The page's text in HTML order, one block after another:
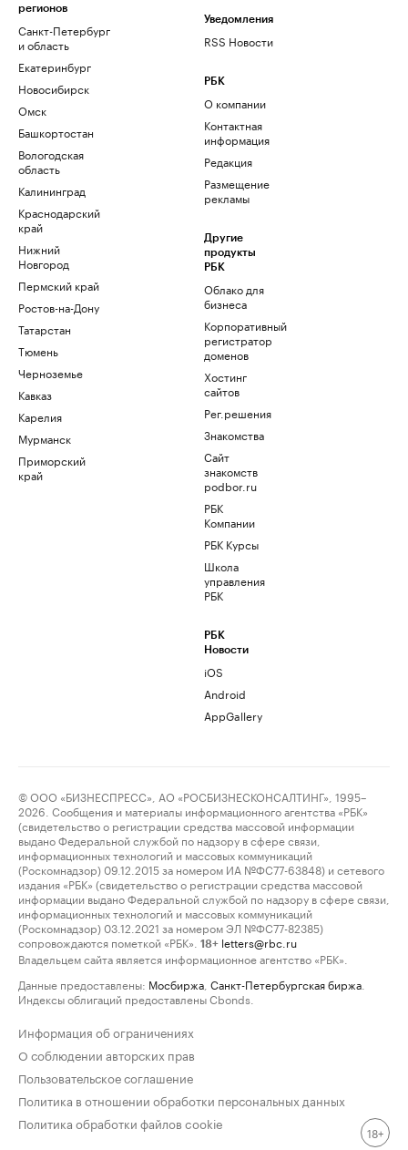
регионов
Санкт-Петербург
и область
Екатеринбург
Новосибирск
Омск
Башкортостан
Вологодская
область
Калининград
Краснодарский
край
Нижний
Новгород
Пермский край
Ростов-на-Дону
Татарстан
Тюмень
Черноземье
Кавказ
Карелия
Мурманск
Приморский
край
Уведомления
RSS Новости
РБК
О компании
Контактная
информация
Редакция
Размещение
рекламы
Другие
продукты
РБК
Облако для
бизнеса
Корпоративный
регистратор
доменов
Хостинг
сайтов
Рег.решения
Знакомства
Сайт
знакомств
podbor.ru
РБК
Компании
РБК Курсы
Школа
управления
РБК
РБК
Новости
iOS
Android
AppGallery
© ООО «БИЗНЕСПРЕСС», АО «РОСБИЗНЕСКОНСАЛТИНГ», 1995–
2026. Сообщения и материалы информационного агентства «РБК»
(свидетельство о регистрации средства массовой информации
выдано Федеральной службой по надзору в сфере связи,
информационных технологий и массовых коммуникаций
(Роскомнадзор) 09.12.2015 за номером ИА №ФС77-63848) и сетевого
издания «РБК» (свидетельство о регистрации средства массовой
информации выдано Федеральной службой по надзору в сфере связи,
информационных технологий и массовых коммуникаций
(Роскомнадзор) 03.12.2021 за номером ЭЛ №ФС77-82385)
сопровождаются пометкой «РБК».
18+ letters@rbc.ru
Владельцем сайта является информационное агентство «РБК».
Данные предоставлены: Мосбиржа Санкт-Петербургская биржа
Индексы облигаций предоставлены Cbonds.
Информация об ограничениях
О соблюдении авторских прав
Пользовательское соглашение
Политика в отношении обработки персональных данных
Политика обработки файлов cookie
18+